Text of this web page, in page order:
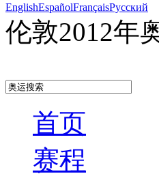
EnglishEspañolFrançaisPусский
伦敦2012年
首页
赛程